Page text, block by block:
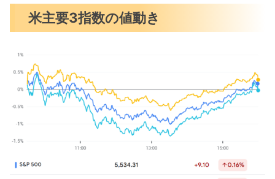
米国市場のトピックス
中国ファーウェイがエヌビディアに対
ダラス連銀製造業指数コロナ後最低
共和党議員の集会はトランプ氏への怒
りで大荒れ
4月の注目イベントについて
米主要3指数の値動き